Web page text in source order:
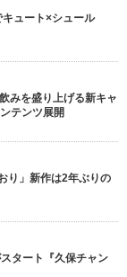
ュート×シュール
みを盛り上げる新キャ
テンツ展開
り」新作は2年ぶりの
タート『久保チャン